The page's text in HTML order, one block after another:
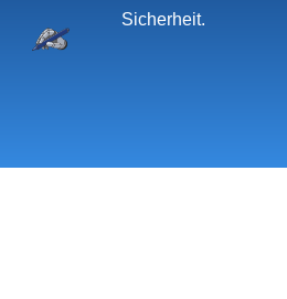
Sicherheit.